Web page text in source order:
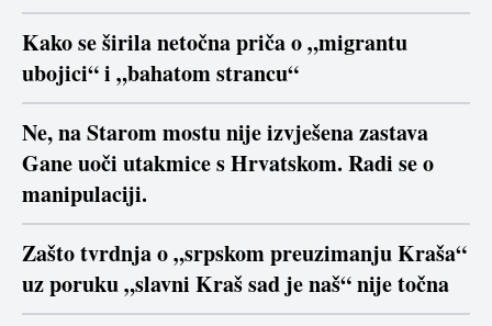
Kako se širila netočna priča o „migrantu
ubojici“ i „bahatom strancu“
Ne, na Starom mostu nije izvješena zastava
Gane uoči utakmice s Hrvatskom. Radi se o
manipulaciji.
Zašto tvrdnja o „srpskom preuzimanju Kraša“
uz poruku „slavni Kraš sad je naš“ nije točna